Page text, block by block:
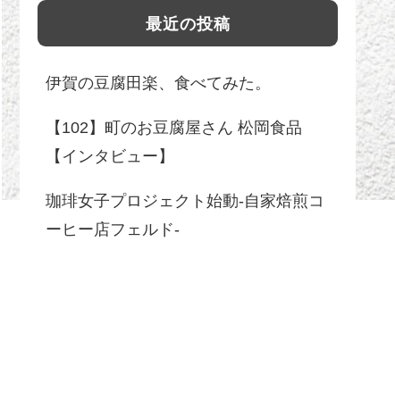
最近の投稿
伊賀の豆腐田楽、食べてみた。
【102】町のお豆腐屋さん 松岡食品
【インタビュー】
珈琲女子プロジェクト始動-自家焙煎コ
ーヒー店フェルド-